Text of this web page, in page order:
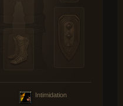
Intimidation